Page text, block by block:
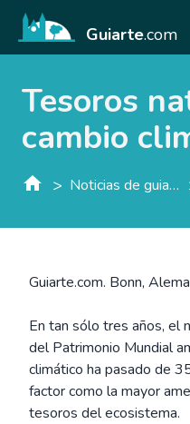
Guiarte.com
Tesoros
cambio
> Noticias de guiarte.con
Guiarte.com. Bonn,
En tan sólo tres años, el
del Patrimonio Mundial
climático ha pasado de
factor como la mayor
tesoros del ecosistema.